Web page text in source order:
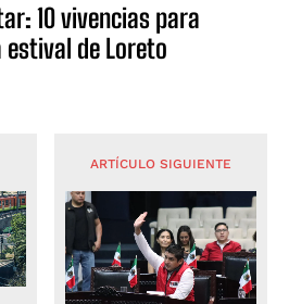
10 vivencias para
de Loreto
ARTÍCULO SIGUIENTE